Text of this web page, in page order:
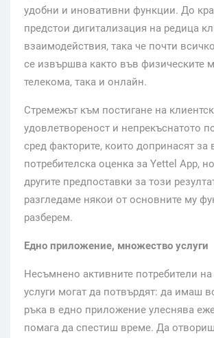
удобни и иновативни функции. До
предстои дигитализация на редица
взаимодействия, така че почти
се извършва както във физическите
телекома, така и онлайн.
Стремежът към постигане на
удовлетвореност и непрекъснатото
сред факторите, които допринасят за
потребителска оценка за Yettel Аpp,
другите предпоставки за този
разгледаме някои от основните му
разберем.
Едно приложение, множество услуги
Несъмнено активните потребители
услуги могат да потвърдят: да имаш
ръка в едно приложение улеснява
помага да спестиш време. Да